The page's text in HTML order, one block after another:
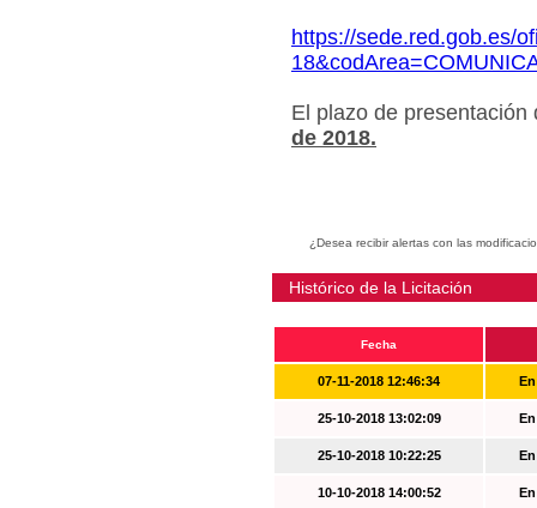
https://sede.red.gob.es/
El plazo de
de 2018.
¿Desea recibir alertas con las
Histórico de la Licitación
Fecha
07-11-2018 12:46:34
25-10-2018 13:02:09
25-10-2018 10:22:25
10-10-2018 14:00:52